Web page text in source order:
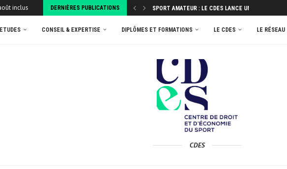
inclus DERNIÈRES PUBLICATIONS SPORT AMATEUR : LE CDES LANCE UNE ENQUÊTE...
CONSEIL & EXPERTISE DIPLÔMES ET FORMATIONS LE CDES LE RÉSEAU
CDES